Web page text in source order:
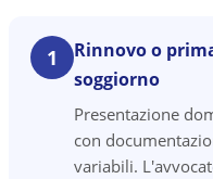
1
Rinnovo o
soggiorno
Presentazione
con
variabili.